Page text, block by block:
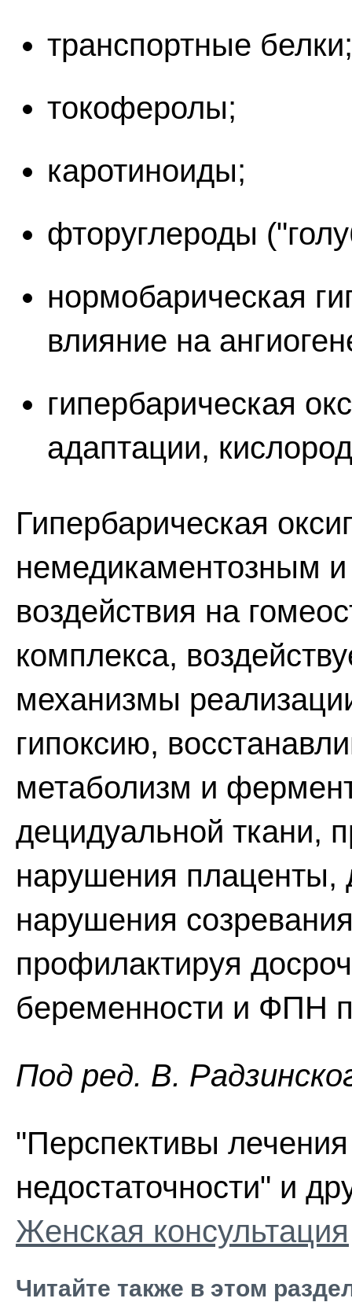
транспортные белки;
токоферолы;
каротиноиды;
фторуглероды
нормобарическая
влияние на
гипербарическая
адаптации,
Гипербарическая
немедикаментозным
воздействия на
комплекса,
механизмы
гипоксию,
метаболизм и
децидуальной ткани,
нарушения плаценты,
нарушения
профилактируя
беременности и ФПН
Пoд peд. В.
"Перспективы
недостаточности" и
Женская консультация
Читайте также в этом